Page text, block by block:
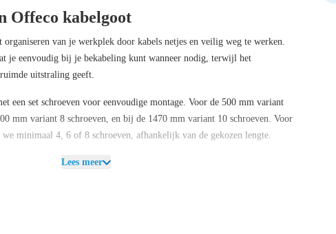
Offeco kabelgoot
organiseren van je werkplek door kabels netjes en veilig weg te werken.
je eenvoudig bij je bekabeling kunt wanneer nodig, terwijl het
uitstraling geeft.
een set schroeven voor eenvoudige montage. Voor de 500 mm variant
mm variant 8 schroeven, en bij de 1470 mm variant 10 schroeven. Voor
we minimaal 4, 6 of 8 schroeven, afhankelijk van de gekozen lengte.
lengtes en kleuren kun je de kabelgoot perfect afstemmen op je bureau
Lees meer